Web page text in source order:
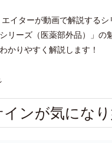
イターが動画で解説する
リーズ（医薬部外品）」
かりやすく解説します！
ンが気にな